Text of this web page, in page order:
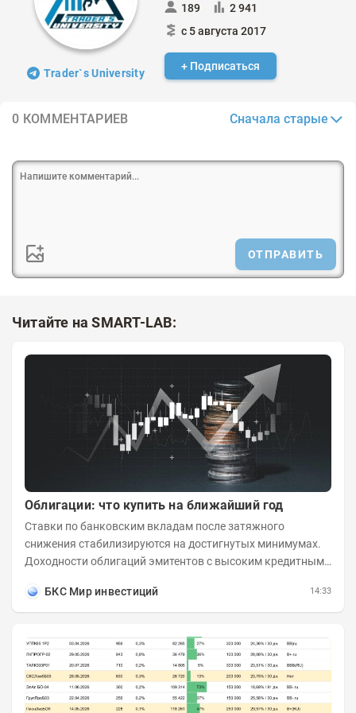
Trader`s University
189
2 941
с 5 августа 2017
+ Подписаться
0 КОММЕНТАРИЕВ Сначала старые
ОТПРАВИТЬ
Читайте на SMART-LAB:
Облигации: что купить на ближайший год
Ставки по банковским вкладам после затяжного
снижения стабилизируются на достигнутых минимумах.
Доходности облигаций эмитентов с высоким кредитным
БКС Мир инвестиций
14:33